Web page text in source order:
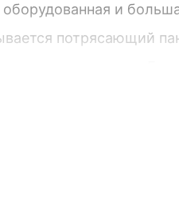
и
потрясающий
и